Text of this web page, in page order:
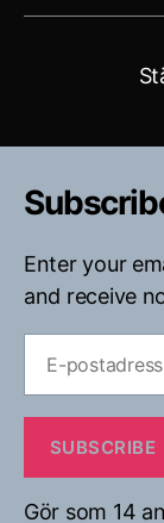
Enter your
and receive
postadress
SUBSCRIBE
Gör som 14